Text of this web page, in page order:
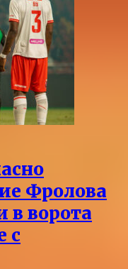
Фролова
в ворота
с